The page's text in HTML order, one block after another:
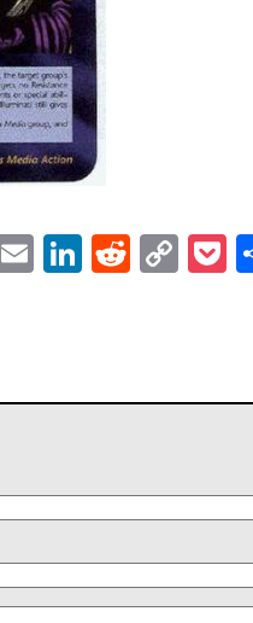
WhatsApp
EmailLinkedIn
Reddit